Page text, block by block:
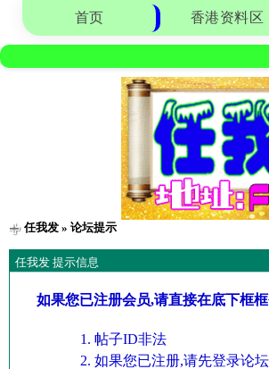
首页 香港资料区
任我发» 论坛提示
任我发 提示信息
如果您已注册会员,请直接在底下框
帖子ID非法
如果您已注册,请先登录论